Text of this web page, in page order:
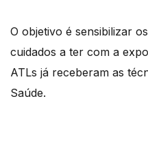
O objetivo é sensibilizar
cuidados a ter com a
ATLs já receberam as
Saúde.